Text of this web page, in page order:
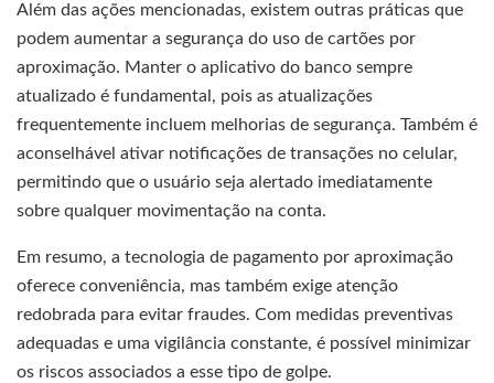
Além das ações mencionadas, existem outras práticas que
podem aumentar a segurança do uso de cartões por
aproximação. Manter o aplicativo do banco sempre
atualizado é fundamental, pois as atualizações
frequentemente incluem melhorias de segurança. Também é
aconselhável ativar notificações de transações no celular,
permitindo que o usuário seja alertado imediatamente
sobre qualquer movimentação na conta.
Em resumo, a tecnologia de pagamento por aproximação
oferece conveniência, mas também exige atenção
redobrada para evitar fraudes. Com medidas preventivas
adequadas e uma vigilância constante, é possível minimizar
os riscos associados a esse tipo de golpe.